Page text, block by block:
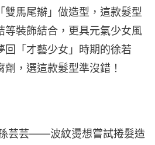
雙馬尾辮」做造型，這款髮型
等裝飾結合，更具元氣少女風
回「才藝少女」時期的徐若
，選這款髮型準沒錯！
芸芸——波紋燙想嘗試捲髮造